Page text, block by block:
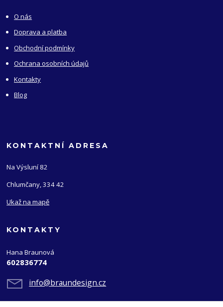
O nás
Doprava a platba
Obchodní podmínky
Ochrana osobních údajů
Kontakty
Blog
KONTAKTNÍ ADRESA
Na Výsluní 82
Chlumčany, 334 42
Ukaž na mapě
KONTAKTY
Hana Braunová
602836774
info@braundesign.cz